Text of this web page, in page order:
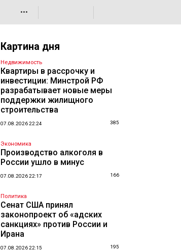
•••
Картина дня
Недвижимость
Квартиры в рассрочку и
инвестиции: Минстрой РФ
разрабатывает новые меры
поддержки жилищного
строительства
07.08.2026 22:24 385
Экономика
Производство алкоголя в
России ушло в минус
07.08.2026 22:17 166
Политика
Сенат США принял
законопроект об «адских
санкциях» против России и
Ирана
07.08.2026 22:15 195